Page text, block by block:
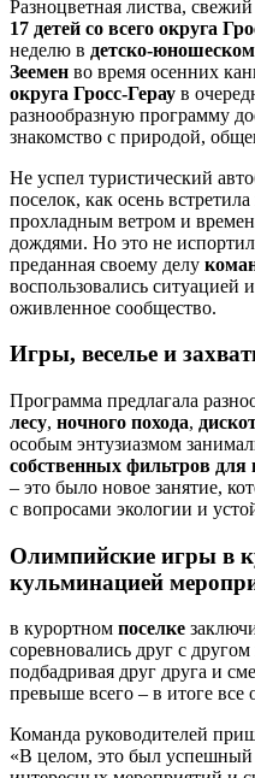
Разноцветная листва,
17 детей со всего округа
неделю в детско-
Зеемен во время осенних
округа Гросс-Герау в
разнообразную программу
знакомство с природой,
Не успел туристический
поселок, как осень
прохладным ветром и
дождями. Но это не
преданная своему делу
воспользовались ситуацией
оживленное сообщество.
Игры, веселье и
Программа предлагала
лесу, ночного похода,
особым энтузиазмом
собственных фильтров для
– это было новое занятие,
с вопросами экологии и
Олимпийские игры в
кульминацией
в курортном поселке
соревновались друг с
подбадривая друг друга и
превыше всего – в итоге все
Команда руководителей
«В целом, это был